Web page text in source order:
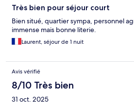
Très bien pour séjour court
Bien situé, quartier sympa, personnel
immense mais bonne literie.
Laurent, séjour de 1 nuit
Avis vérifié
8/10 Très bien
31 oct. 2025